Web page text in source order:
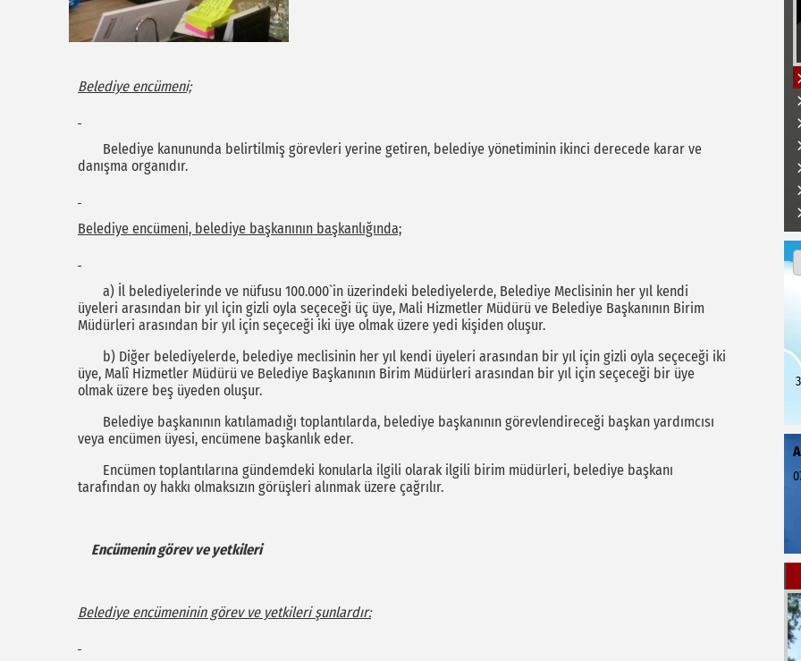
Belediye encümeni;
Belediye kanununda belirtilmiş görevleri yerine getiren, belediye yönetiminin ikinci derecede karar ve
danışma organıdır.
Belediye encümeni, belediye başkanının başkanlığında;
a) İl belediyelerinde ve nüfusu 100.000`in üzerindeki belediyelerde, Belediye Meclisinin her yıl kendi
üyeleri arasından bir yıl için gizli oyla seçeceği üç üye, Mali Hizmetler Müdürü ve Belediye Başkanının Birim
Müdürleri arasından bir yıl için seçeceği iki üye olmak üzere yedi kişiden oluşur.
b) Diğer belediyelerde, belediye meclisinin her yıl kendi üyeleri arasından bir yıl için gizli oyla seçeceği iki
üye, Malî Hizmetler Müdürü ve Belediye Başkanının Birim Müdürleri arasından bir yıl için seçeceği bir üye
olmak üzere beş üyeden oluşur.
Belediye başkanının katılamadığı toplantılarda, belediye başkanının görevlendireceği başkan yardımcısı
veya encümen üyesi, encümene başkanlık eder.
Encümen toplantılarına gündemdeki konularla ilgili olarak ilgili birim müdürleri, belediye başkanı
tarafından oy hakkı olmaksızın görüşleri alınmak üzere çağrılır.
Encümenin görev ve yetkileri
Belediye encümeninin görev ve yetkileri şunlardır: